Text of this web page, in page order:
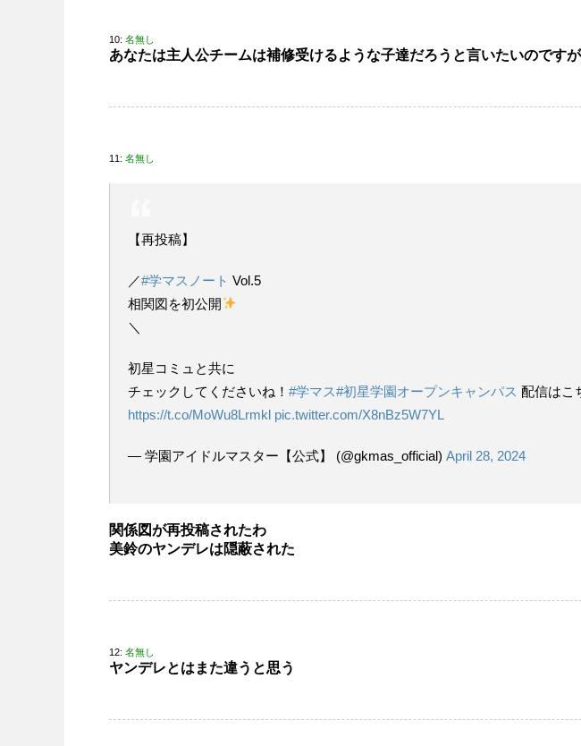
10: 名無し
あなたは主人公チームは補修受けるような子達だろうと言いたいのです
11: 名無し
【再投稿】
／#学マスノート Vol.5
相関図を初公開
＼
初星コミュと共に
チェックしてくださいね！ #学マス#初星学園オープンキャンパス 配信はこ
https://t.co/MoWu8Lrmkl pic.twitter.com/X8nBz5W7YL
— 学園アイドルマスター【公式】 (@gkmas_official) April 28, 2024
関係図が再投稿されたわ
美鈴のヤンデレは隠蔽された
12: 名無し
ヤンデレとはまた違うと思う